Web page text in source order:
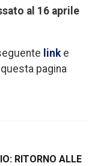
al 16 aprile
link e
pagina
RITORNO ALLE